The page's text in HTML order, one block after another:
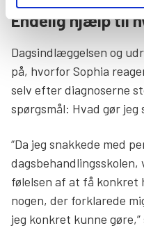
Endelig hjælp til
Dagsindlæggelsen og
på, hvorfor Sophia
selv efter diagnoserne
spørgsmål: Hvad gør jeg
“Da jeg snakkede med
følelsen af at få
nogen, der forklarede
jeg konkret kunne